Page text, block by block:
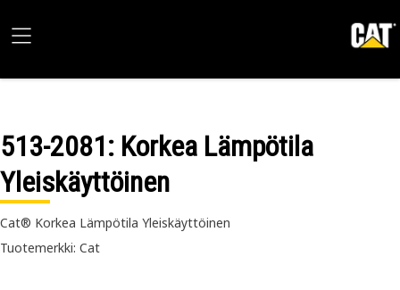
513-2081: Korkea Lämpötila
Yleiskäyttöinen
Cat® Korkea Lämpötila Yleiskäyttöinen
Tuotemerkki: Cat